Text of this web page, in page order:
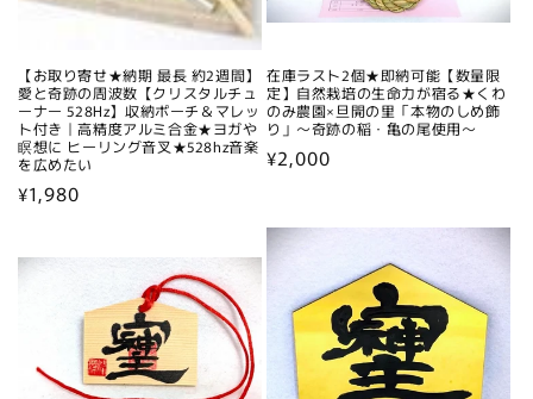
【お取り寄せ★納期 最長 約2週間】
愛と奇跡の周波数【クリスタルチュ
ーナー 528Hz】収納ポーチ＆マレッ
ト付き｜高精度アルミ合金★ヨガや
瞑想に ヒーリング音叉★528hz音楽
を広めたい
通
価
格
¥1,980
在庫ラスト2個★即納可能【数量限
定】自然栽培の生命力が宿る★くわ
のみ農園×旦開の里「本物のしめ飾
り」～奇跡の稲・亀の尾使用～
通
格
¥2,000